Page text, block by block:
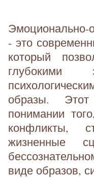
- это
который
глубокими
образы.
понимании
конфликты,
жизненные
виде образов,